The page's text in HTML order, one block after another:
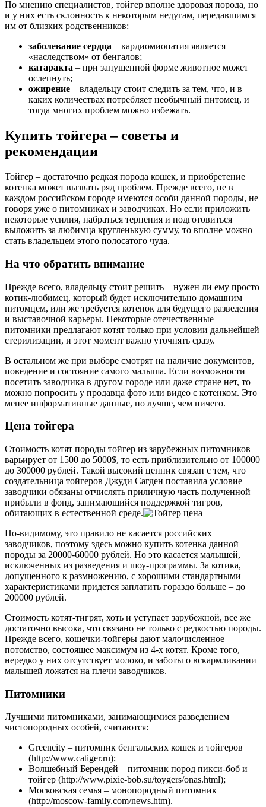
По мнению специалистов, тойгер вполне здоровая порода, но
и у них есть склонность к некоторым недугам, передавшимся
им от близких родственников:
заболевание сердца – кардиомиопатия является
«наследством» от бенгалов;
катаракта – при запущенной форме животное может
ослепнуть;
ожирение – владельцу стоит следить за тем, что, и в
каких количествах потребляет необычный питомец, и
тогда многих проблем можно избежать.
Купить тойгера – советы и
рекомендации
Тойгер – достаточно редкая порода кошек, и приобретение
котенка может вызвать ряд проблем. Прежде всего, не в
каждом российском городе имеются особи данной породы, не
говоря уже о питомниках и заводчиках. Но если приложить
некоторые усилия, набраться терпения и подготовиться
выложить за любимца кругленькую сумму, то вполне можно
стать владельцем этого полосатого чуда.
На что обратить внимание
Прежде всего, владельцу стоит решить – нужен ли ему просто
котик-любимец, который будет исключительно домашним
питомцем, или же требуется котенок для будущего разведения
и выставочной карьеры. Некоторые отечественные
питомники предлагают котят только при условии дальнейшей
стерилизации, и этот момент важно уточнять сразу.
В остальном же при выборе смотрят на наличие документов,
поведение и состояние самого малыша. Если возможности
посетить заводчика в другом городе или даже стране нет, то
можно попросить у продавца фото или видео с котенком. Это
менее информативные данные, но лучше, чем ничего.
Цена тойгера
Стоимость котят породы тойгер из зарубежных питомников
варьирует от 1500 до 5000$, то есть приблизительно от 100000
до 300000 рублей. Такой высокий ценник связан с тем, что
создательница тойгеров Джуди Сагден поставила условие –
заводчики обязаны отчислять приличную часть полученной
прибыли в фонд, занимающийся поддержкой тигров,
обитающих в естественной среде.
По-видимому, это правило не касается российских
заводчиков, поэтому здесь можно купить котенка данной
породы за 20000-60000 рублей. Но это касается малышей,
исключенных из разведения и шоу-программы. За котика,
допущенного к размножению, с хорошими стандартными
характеристиками придется заплатить гораздо больше – до
200000 рублей.
Стоимость котят-тигрят, хоть и уступает зарубежной, все же
достаточно высока, что связано не только с редкостью породы.
Прежде всего, кошечки-тойгеры дают малочисленное
потомство, состоящее максимум из 4-х котят. Кроме того,
нередко у них отсутствует молоко, и заботы о вскармливании
малышей ложатся на плечи заводчиков.
Питомники
Лучшими питомниками, занимающимися разведением
чистопородных особей, считаются:
Greencity – питомник бенгальских кошек и тойгеров
(http://www.catiger.ru);
Волшебный Берендей – питомник пород пикси-боб и
тойгер (http://www.pixie-bob.su/toygers/onas.html);
Московская семья – монопородный питомник
(http://moscow-family.com/news.htm).